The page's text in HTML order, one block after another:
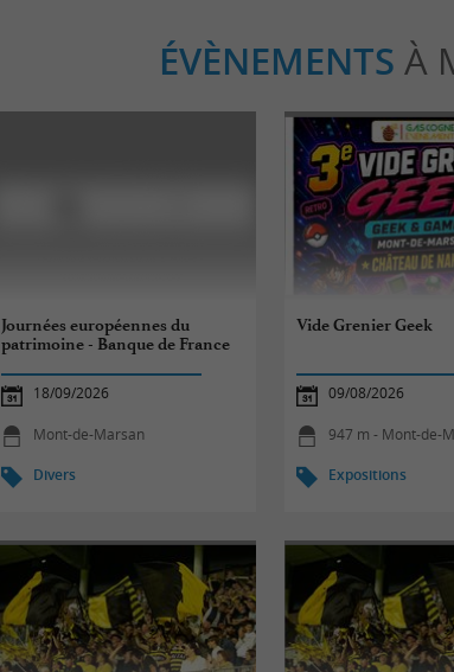
ÉVÈNEMENTS À
Journées européennes du
patrimoine - Banque de France
18/09/2026
Mont-de-Marsan
Divers
Vide Grenier Geek
09/08/2026
947 m - Mont-de-
Expositions